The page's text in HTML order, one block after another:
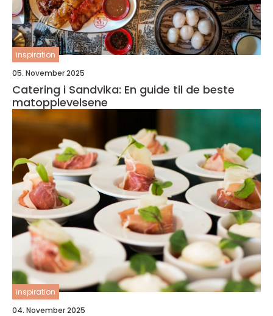
inspiration
05. November 2025
Catering i Sandvika: En guide til de beste
matopplevelsene
inspiration
04. November 2025